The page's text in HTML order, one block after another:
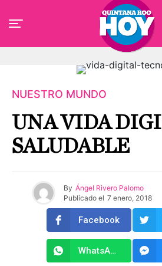
NUESTRO MUNDO
UNA VIDA
SALUDABLE
By Ángel Rivero Palomo
Publicado el 7 enero, 2018
Facebook
WhatsApp